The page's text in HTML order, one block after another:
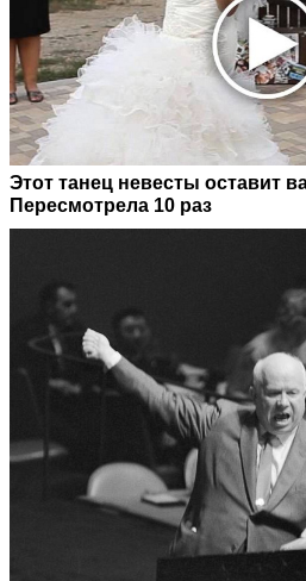
Этот танец невесты оставит
Пересмотрела 10 раз